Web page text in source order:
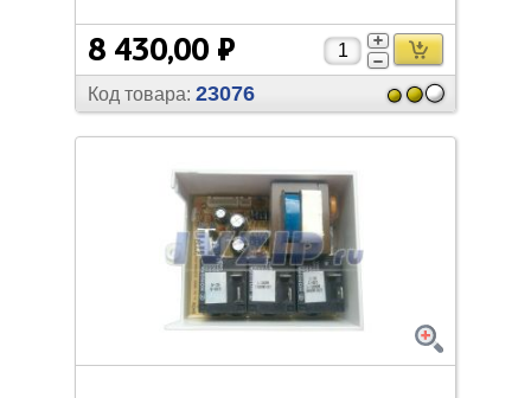
8 430,00 ₽
Код товара: 23076